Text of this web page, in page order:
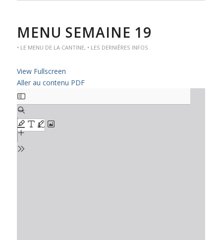
MENU SEMAINE 19
• LE MENU DE LA CANTINE, • LES DERNIÈRES INFOS
View Fullscreen
Aller au contenu PDF